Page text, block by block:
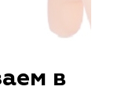
в